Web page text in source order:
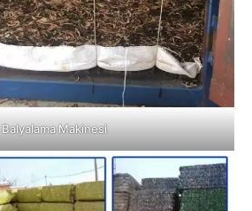
Balyalama Makinesi